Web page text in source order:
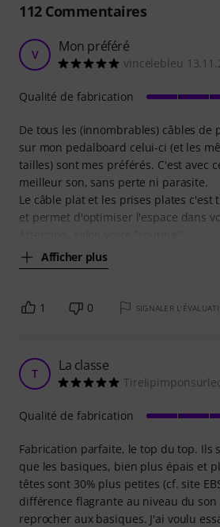
112Commentaires
V Mon préféré
vincelebleu
De tous les (innombrables) câbles de
sur mon pedalboard celui-ci (et les
tailles) sont mes préférés. C'est avec
meilleur son, sans perte ni parasite.
Le câble plat et les prises plates c'est
et permet d'optimiser l'espace dans
Afficher plus
Qualité de fabrication
1 0 SIGNALER
T La classe
Fabrication parfaite, le top du top. Ils
que les basiques, bien plus épais et
têtes sont 30% plus petites (cf. site
différence flagrante au niveau du son
reprocher aux basiques. J'ai voulu
Qualité de fabrication